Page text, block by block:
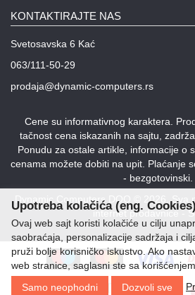
KONTAKTIRAJTE NAS
Svetosavska 6 Kać
063/111-50-29
prodaja@dynamic-computers.rs
Cene su informativnog karaktera.
tačnost cena iskazanih na sajtu,
Ponudu za ostale artikle, informacije o
cenama možete dobiti na upit. Plaćanje
- bezgotovinski.
Dynamic Computers DOO © 2026. Sva
internet prodavnice-
Upotreba kolačića (eng. Cookies)
Ovaj web sajt koristi kolačiće u cilju
saobraćaja, personalizacije sadržaja i
pruži bolje korisničko iskustvo. Ako
web stranice, saglasni ste sa
Samo neophodni
Dozvoli sve